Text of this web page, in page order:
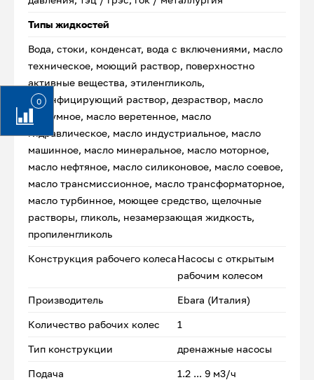
0
Типы жидкостей
Вода, стоки, конденсат, вода с включениями, масло
техническое, моющий раствор, поверхностно
активные вещества, этиленгликоль,
дезинфицирующий раствор, дезраствор, масло
вакуумное, масло веретенное, масло
гидравлическое, масло индустриальное, масло
машинное, масло минеральное, масло моторное,
масло нефтяное, масло силиконовое, масло соевое,
масло трансмиссионное, масло трансформаторное,
масло турбинное, моющее средство, щелочные
растворы, гликоль, незамерзающая жидкость,
пропиленгликоль
Конструкция рабочего колесаНасосы с открытым
рабочим колесом
Производитель Ebara (Италия)
Количество рабочих колес 1
Тип конструкции дренажные насосы
Подача 1.2 ... 9 м3/ч